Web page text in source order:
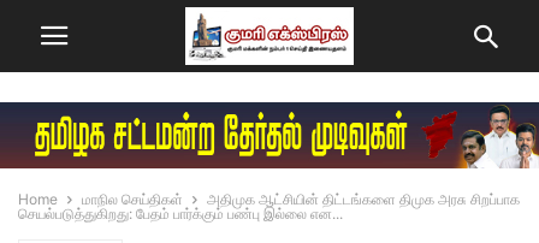
Home மாநில செய்திகள்
அதிமுக ஆட்சியின் திட்டங்களை திமுக அரசு சிறப்பாக
செயல்படுத்துகிறது: பேதம் பார்க்கும் பண்பு இல்லை என...